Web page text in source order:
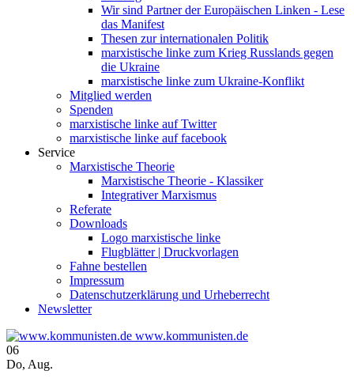
Wir sind Partner der Europäischen Linken - Lese
das Manifest
Thesen zur internationalen Politik
marxistische linke zum Krieg Russlands gegen
die Ukraine
marxistische linke zum Ukraine-Konflikt
Mitglied werden
Spenden
marxistische linke auf Twitter
marxistische linke auf facebook
Service
Marxistische Theorie
Marxistische Theorie - Klassiker
Integrativer Marxismus
Referate
Downloads
Logo marxistische linke
Flugblätter | Druckvorlagen
Fahne bestellen
Impressum
Datenschutzerklärung und Urheberrecht
Newsletter
www.kommunisten.de
06
Do, Aug.